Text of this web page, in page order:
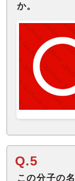
か。
Q.5
この分子の